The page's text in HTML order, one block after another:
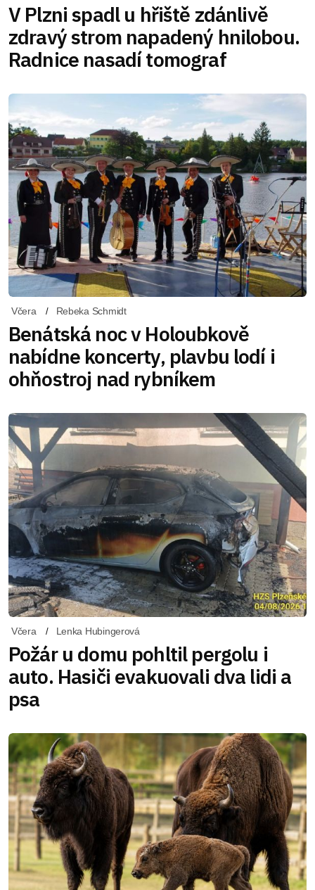
V Plzni spadl u hřiště zdánlivě
zdravý strom napadený hnilobou.
Radnice nasadí tomograf
Včera Rebeka Schmidt
Benátská noc v Holoubkově
nabídne koncerty, plavbu lodí i
ohňostroj nad rybníkem
Včera Lenka Hubingerová
Požár u domu pohltil pergolu i
auto. Hasiči evakuovali dva lidi a
psa